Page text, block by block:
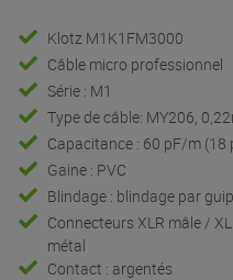
Klotz M1K1FM3000
Câble micro professionnel
Série : M1
Type de câble: MY206,
Capacitance : 60 pF/m
Gaine : PVC
Blindage : blindage par
Connecteurs XLR mâle /
métal
Contact : argentés